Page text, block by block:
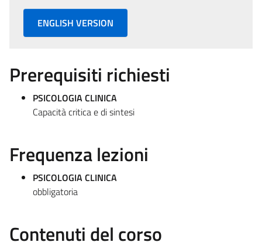
ENGLISH VERSION
Prerequisiti richiesti
PSICOLOGIA CLINICA
Capacità critica e di sintesi
Frequenza lezioni
PSICOLOGIA CLINICA
obbligatoria
Contenuti del corso